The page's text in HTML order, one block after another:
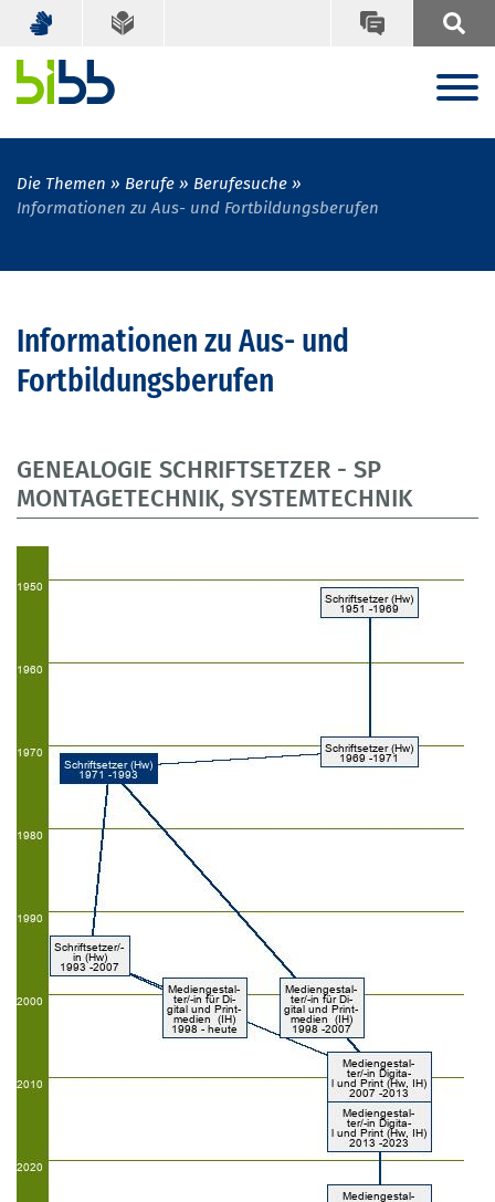
Die Themen Berufe
Berufesuche
Informationen zu Aus- und Fortbildungsberufen
Informationen zu Aus- und
Fortbildungsberufen
GENEALOGIE SCHRIFTSETZER - SP
MONTAGETECHNIK, SYSTEMTECHNIK